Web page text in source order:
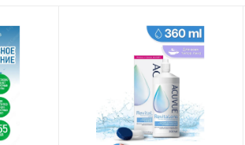
+3.50
+3.75
+4.00
+4.25